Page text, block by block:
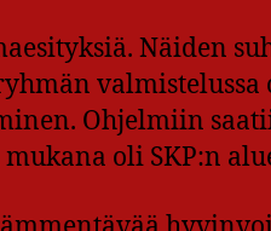
Näiden
Ohjelmiin
oli SKP:n